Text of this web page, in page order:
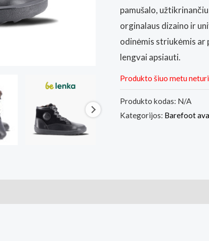
pamušalo,
orginalaus dizaino ir
odinėmis striukėmis ar
lengvai apsiauti.
Produkto šiuo metu
Produkto kodas: N/A
Kategorijos: Barefoot